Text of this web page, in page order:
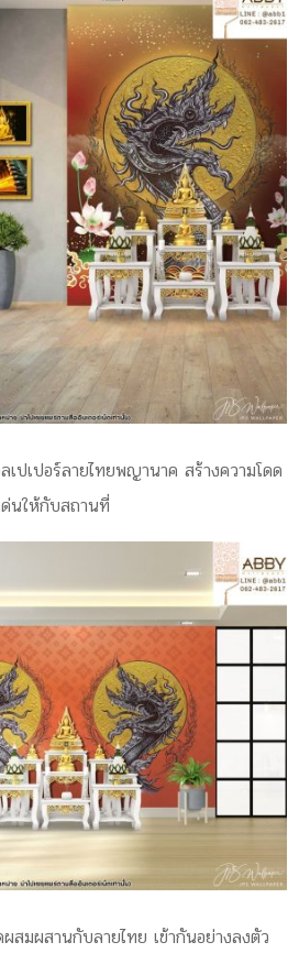
ปเปอร์ลายไทยพญานาค สร้างความโดด
ด่นให้กับสถานที่
สมผสานกับลายไทย เข้ากันอย่างลงตัว